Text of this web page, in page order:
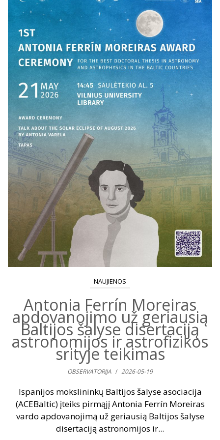
NAUJIENOS
Antonia Ferrín Moreiras
apdovanojimo už geriausią
Baltijos šalyse disertaciją
astronomijos ir astrofizikos
srityje teikimas
OBSERVATORIJA / 2026-05-19
Ispanijos mokslininkų Baltijos šalyse asociacija
(ACEBaltic) įteiks pirmąjį Antonia Ferrín Moreiras
vardo apdovanojimą už geriausią Baltijos šalyse
disertaciją astronomijos ir...